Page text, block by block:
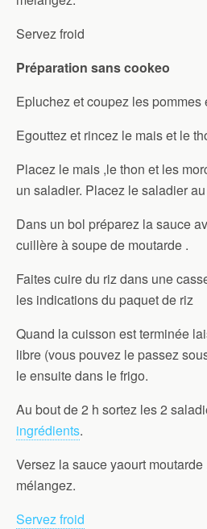
Servez froid
Préparation sans cookeo
Epluchez et coupez les pommes
Egouttez et rincez le mais et le
Placez le mais ,le thon et les
un saladier. Placez le saladier
Dans un bol préparez la sauce
cuillère à soupe de moutarde .
Faites cuire du riz dans une
les indications du paquet de riz
Quand la cuisson est terminée
libre (vous pouvez le passez
le ensuite dans le frigo.
Au bout de 2 h sortez les 2
ingrédients.
Versez la sauce yaourt
mélangez.
Servez froid